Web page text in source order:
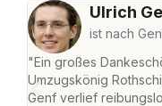
Ulrich
ist nach
"Ein großes
Umzugskönig
Genf verlief